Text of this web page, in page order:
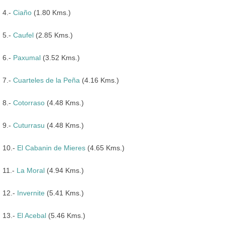
4.- Ciaño (1.80 Kms.)
5.- Caufel (2.85 Kms.)
6.- Paxumal (3.52 Kms.)
7.- Cuarteles de la Peña (4.16 Kms.)
8.- Cotorraso (4.48 Kms.)
9.- Cuturrasu (4.48 Kms.)
10.- El Cabanin de Mieres (4.65 Kms.)
11.- La Moral (4.94 Kms.)
12.- Invernite (5.41 Kms.)
13.- El Acebal (5.46 Kms.)